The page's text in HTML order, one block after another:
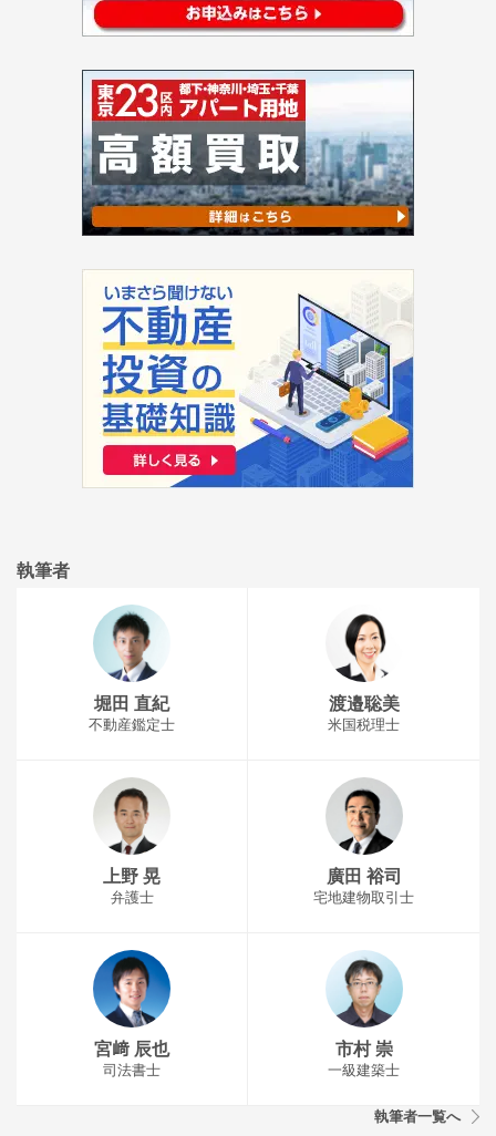
執筆者
堀田 直紀
不動産鑑定士
渡邉聡美
米国税理士
上野 晃
弁護士
廣田 裕司
宅地建物取引士
宮﨑 辰也
司法書士
市村 崇
一級建築士
執筆者一覧へ